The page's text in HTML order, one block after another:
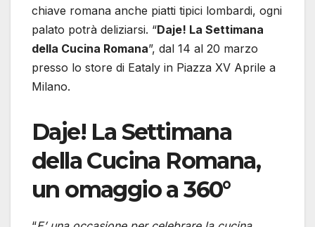
chiave romana anche piatti tipici lombardi, ogni
palato potrà deliziarsi. “Daje! La Settimana
della Cucina Romana”, dal 14 al 20 marzo
presso lo store di Eataly in Piazza XV Aprile a
Milano.
Daje! La Settimana
della Cucina Romana,
un omaggio a 360°